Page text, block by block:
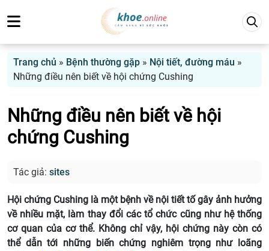
Trang chủ » Bệnh thường gặp » Nội tiết, đường máu »
Những điều nên biết về hội chứng Cushing
Những điều nên biết về hội
chứng Cushing
Tác giả: sites
Hội chứng Cushing là một bệnh về nội tiết tố gây ảnh hưởng
về nhiều mặt, làm thay đổi các tổ chức cũng như hệ thống
cơ quan của cơ thể. Không chỉ vậy, hội chứng này còn có
thể dẫn tới những biến chứng nghiêm trọng như loãng